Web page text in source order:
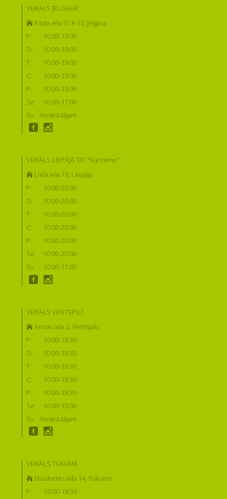
VEIKALS JELGAVĀ:
Pasta iela 51 K-10, Jelgava
P:
10:00-19:00
O:
10:00-19:00
T:
10:00-19:00
C:
10:00-19:00
P:
10:00-19:00
Se:
10:00-17:00
Sv:
Nestrādājam
VEIKALS LIEPĀJĀ T/C "Kurzeme":
Lielā iela 13, Liepāja
P:
10:00-20:00
O:
10:00-20:00
T:
10:00-20:00
C:
10:00-20:00
P:
10:00-20:00
Se:
10:00-20:00
Sv:
10:00-17:00
VEIKALS VENTSPILĪ:
Annas iela 2, Ventspils
P:
10:00-18:30
O:
10:00-18:30
T:
10:00-18:30
C:
10:00-18:30
P:
10:00-18:30
Se:
10:00-15:00
Sv:
Nestrādājam
VEIKALS TUKUMĀ
Elizabetes iela 14, Tukums
P:
10:00-18:30